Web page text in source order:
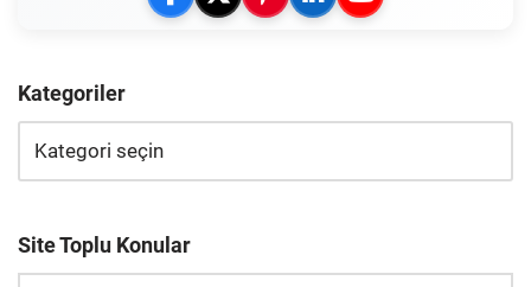
Kategoriler
Site Toplu Konular